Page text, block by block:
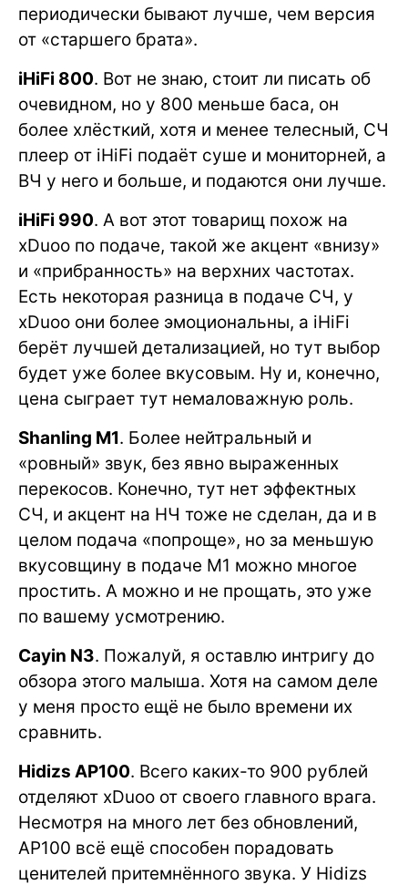
периодически бывают лучше, чем версия
от «старшего брата».
iHiFi 800. Вот не знаю, стоит ли писать об
очевидном, но у 800 меньше баса, он
более хлёсткий, хотя и менее телесный, СЧ
плеер от iHiFi подаёт суше и мониторней, а
ВЧ у него и больше, и подаются они лучше.
iHiFi 990. А вот этот товарищ похож на
xDuoo по подаче, такой же акцент «внизу»
и «прибранность» на верхних частотах.
Есть некоторая разница в подаче СЧ, у
xDuoo они более эмоциональны, а iHiFi
берёт лучшей детализацией, но тут выбор
будет уже более вкусовым. Ну и, конечно,
цена сыграет тут немаловажную роль.
Shanling M1. Более нейтральный и
«ровный» звук, без явно выраженных
перекосов. Конечно, тут нет эффектных
СЧ, и акцент на НЧ тоже не сделан, да и в
целом подача «попроще», но за меньшую
вкусовщину в подаче M1 можно многое
простить. А можно и не прощать, это уже
по вашему усмотрению.
Cayin N3. Пожалуй, я оставлю интригу до
обзора этого малыша. Хотя на самом деле
у меня просто ещё не было времени их
сравнить.
Hidizs AP100. Всего каких-то 900 рублей
отделяют xDuoo от своего главного врага.
Несмотря на много лет без обновлений,
AP100 всё ещё способен порадовать
ценителей притемнённого звука. У Hidizs